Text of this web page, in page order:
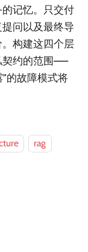
记忆。只交付
问以及最终导
构建这四个层
契约的范围——
的故障模式将
rag